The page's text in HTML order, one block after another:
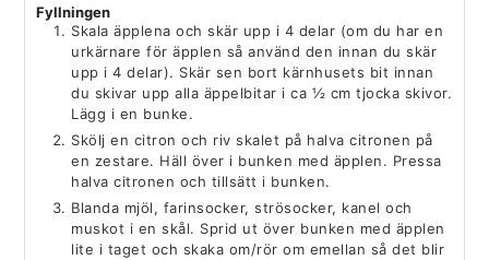
Fyllningen
Skala äpplena och skär upp i 4 delar (om du har en
urkärnare för äpplen så använd den innan du skär
upp i 4 delar). Skär sen bort kärnhusets bit innan
du skivar upp alla äppelbitar i ca ½ cm tjocka skivor.
Lägg i en bunke.
Skölj en citron och riv skalet på halva citronen på
en zestare. Häll över i bunken med äpplen. Pressa
halva citronen och tillsätt i bunken.
Blanda mjöl, farinsocker, strösocker, kanel och
muskot i en skål. Sprid ut över bunken med äpplen
lite i taget och skaka om/rör om emellan så det blir